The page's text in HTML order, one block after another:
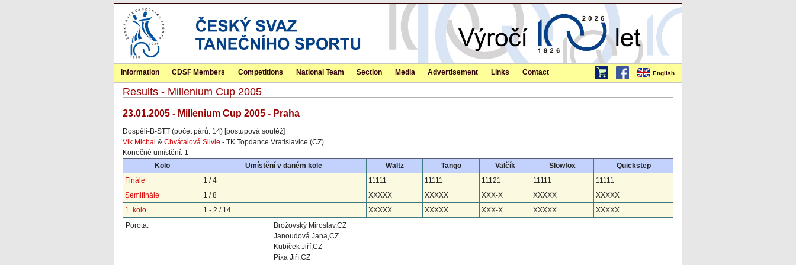
English
Information CDSF Members Competitions National Team Section Media Advertisement Links Contact
Results - Millenium Cup 2005
23.01.2005 - Millenium Cup 2005 - Praha
Dospělí-B-STT (počet párů: 14) [postupová soutěž]
Vlk Michal & Chvátalová Silvie - TK Topdance Vratislavice (CZ)
Konečné umístění: 1
Kolo
Umístění v daném kole Waltz Tango Valčík Slowfox
Quickstep
Finále
1 / 4 11111 11111 11121 11111
11111
Semifinále
1 / 8 XXXXX XXXXX XXX-X XXXXX
XXXXX
1. kolo
1 - 2 / 14 XXXXX XXXXX XXX-X XXXXX
XXXXX
Porota:
Brožovský Miroslav,CZ
Janoudová Jana,CZ
Kubíček Jiří,CZ
Pixa Jiří,CZ